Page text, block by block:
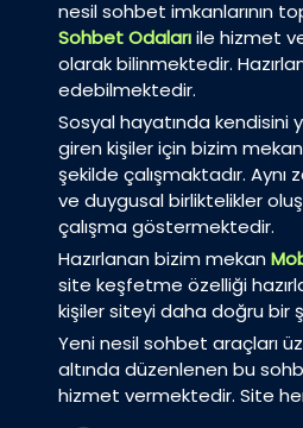
nesil sohbet imkanlarının
Sohbet Odalarıile hizmet
olarak bilinmektedir.
edebilmektedir.
Sosyal hayatında kendisini
giren kişiler için bizim
şekilde çalışmaktadır.
ve duygusal birliktelikler
çalışma göstermektedir.
Hazırlanan bizim mekan
site keşfetme özelliği
kişiler siteyi daha doğru bir
Yeni nesil sohbet araçları
altında düzenlenen bu
hizmet vermektedir. Site